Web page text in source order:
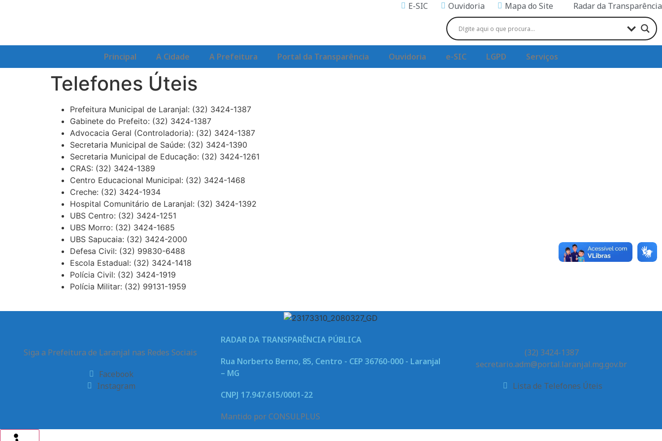
E-SIC Ouvidoria Mapa do Site Radar da Transparência
Principal A Cidade A Prefeitura Portal da Transparência Ouvidoria e-SIC LGPD Serviços
Telefones Úteis
Prefeitura Municipal de Laranjal: (32) 3424-1387
Gabinete do Prefeito: (32) 3424-1387
Advocacia Geral (Controladoria): (32) 3424-1387
Secretaria Municipal de Saúde: (32) 3424-1390
Secretaria Municipal de Educação: (32) 3424-1261
CRAS: (32) 3424-1389
Centro Educacional Municipal: (32) 3424-1468
Creche: (32) 3424-1934
Hospital Comunitário de Laranjal: (32) 3424-1392
UBS Centro: (32) 3424-1251
UBS Morro: (32) 3424-1685
UBS Sapucaia: (32) 3424-2000
Defesa Civil: (32) 99830-6488
Escola Estadual: (32) 3424-1418
Polícia Civil: (32) 3424-1919
Polícia Militar: (32) 99131-1959
Siga a Prefeitura de Laranjal nas Redes Sociais
Facebook
Instagram
RADAR DA TRANSPARÊNCIA PÚBLICA
Rua Norberto Berno, 85, Centro - CEP 36760-000 - Laranjal
– MG
CNPJ 17.947.615/0001-22
Mantido por CONSULPLUS
(32) 3424-1387
secretario.adm@portal.laranjal.mg.gov.br
Lista de Telefones Úteis